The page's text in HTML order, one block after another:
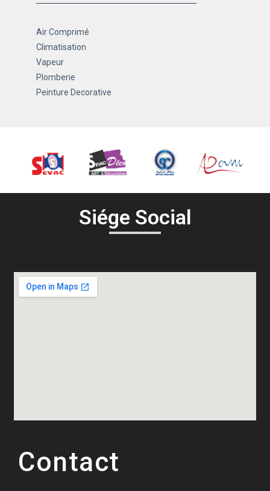
Air Comprimé
Climatisation
Vapeur
Plomberie
Peinture Decorative
Siége Social
Contact